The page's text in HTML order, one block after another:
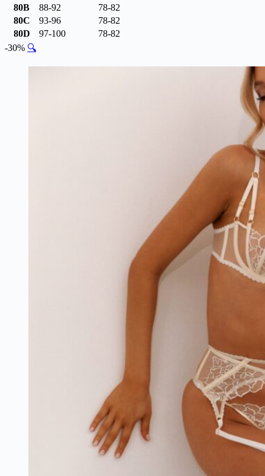
80B
88-92
78-82
80C
93-96
78-82
80D
97-100
78-82
-30% 🔍